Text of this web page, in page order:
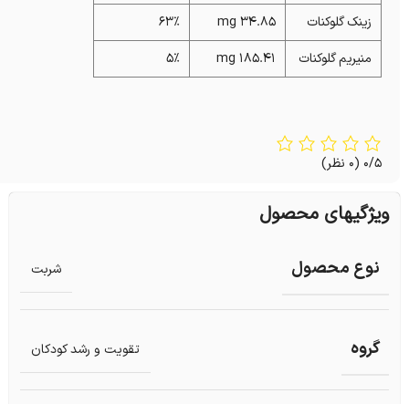
زینک گلوکنات
34.85 mg
63%
منیریم گلوکنات
185.41 mg
5%
0/5 (0 نظر)
ویژگیهای محصول
نوع محصول شربت
گروه تقویت و رشد کودکان